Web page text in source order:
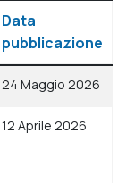
Data
pubblicazione
24 Maggio 2026
12 Aprile 2026